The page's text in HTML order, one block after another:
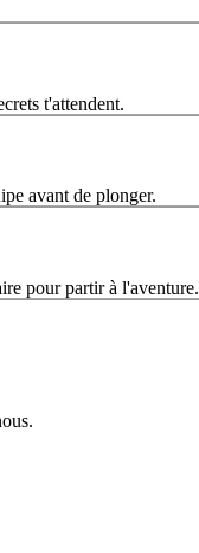
t'attendent.
avant de plonger.
pour partir à l'aventure.